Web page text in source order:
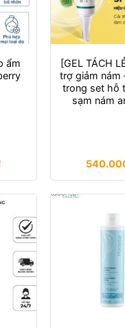
ẩm
[GEL TÁCH
trợ giảm nám
trong set hỗ
sạm nám